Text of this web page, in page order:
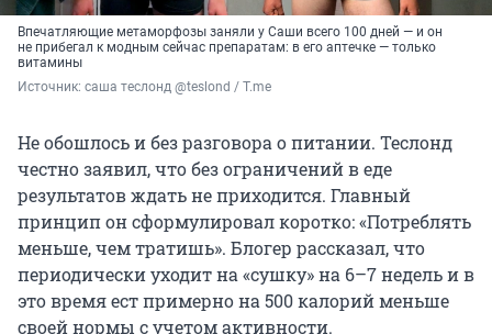
Впечатляющие метаморфозы заняли у Саши всего 100 дней — и он
не прибегал к модным сейчас препаратам: в его аптечке — только
витамины
Источник: саша теслонд @teslond / T.me
Не обошлось и без разговора о питании. Теслонд
честно заявил, что без ограничений в еде
результатов ждать не приходится. Главный
принцип он сформулировал коротко: «Потреблять
меньше, чем тратишь». Блогер рассказал, что
периодически уходит на «сушку» на 6–7 недель и в
это время ест примерно на 500 калорий меньше
своей нормы с учетом активности.